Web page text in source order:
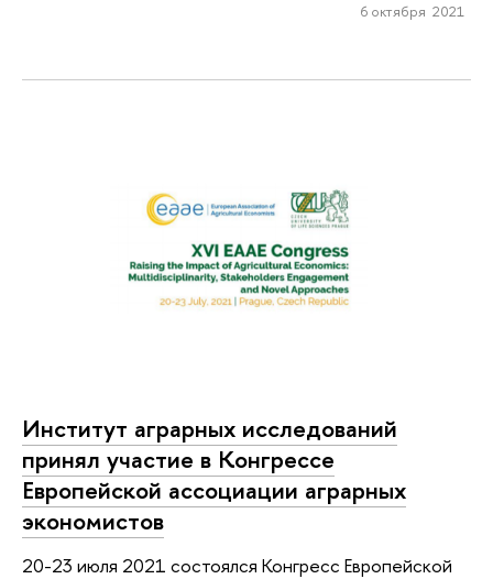
6 октября 2021
Институт аграрных исследований
принял участие в Конгрессе
Европейской ассоциации аграрных
экономистов
20-23 июля 2021 состоялся Конгресс Европейской